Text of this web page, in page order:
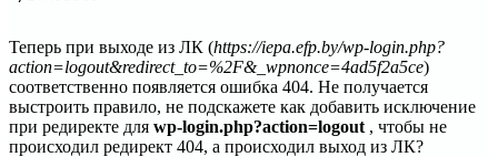
Теперь при выходе из ЛК (https://iepa.efp.by/wp-login.php?
action=logout&redirect_to=%2F&_wpnonce=4ad5f2a5ce)
соответственно появляется ошибка 404. Не получается
выстроить правило, не подскажете как добавить исключение
при редиректе для wp-login.php?action=logout , чтобы не
происходил редирект 404, а происходил выход из ЛК?